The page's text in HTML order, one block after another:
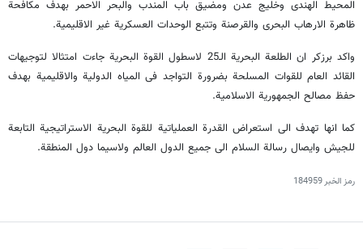
المحیط الهندی وخلیج عدن ومضیق باب المندب والبحر الاحمر بهدف مکافحة
ظاهرة الارهاب البحری والقرصنة وتتبع الوحدات العسکریة غیر الاقلیمیة.
واکد برزکر ان الطلعة البحریة الـ25 لاسطول القوة البحریة جاءت امتثالا لتوجیهات
القائد العام للقوات المسلحة بضرورة التواجد فی المیاه الدولیة والاقلیمیة بهدف
حفظ مصالح الجمهوریة الاسلامیة.
کما انها تهدف الى استعراض القدرة العملیاتیة للقوة البحریة الاستراتیجیة التابعة
للجیش وایصال رسالة السلام الى جمیع الدول العالم ولاسیما دول المنطقة.
رمز الخبر184959